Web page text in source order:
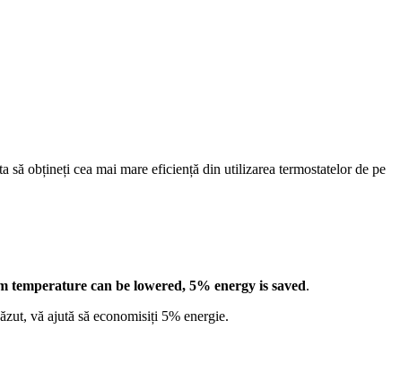
să obțineți cea mai mare eficiență din utilizarea termostatelor de pe
temperature can be lowered, 5% energy is saved.
vă ajută să economisiți 5% energie.